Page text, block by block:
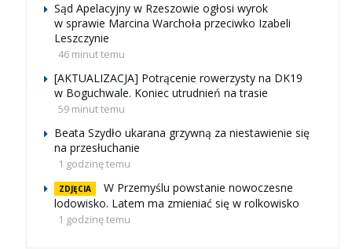
Sąd Apelacyjny w Rzeszowie ogłosi wyrok
w sprawie Marcina Warchoła przeciwko Izabeli
Leszczynie
46 minut temu
[AKTUALIZACJA] Potrącenie rowerzysty na DK19
w Boguchwale. Koniec utrudnień na trasie
59 minut temu
Beata Szydło ukarana grzywną za niestawienie się
na przesłuchanie
1 godzinę temu
ZDJĘCIA
W Przemyślu powstanie nowoczesne
lodowisko. Latem ma zmieniać się w rolkowisko
1 godzinę temu